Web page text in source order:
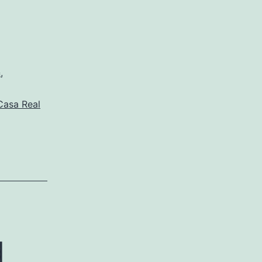
,
Real